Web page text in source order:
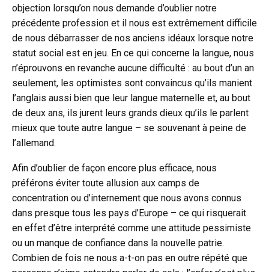
objection lorsqu’on nous demande d’oublier notre
précédente profession et il nous est extrêmement difficile
de nous débarrasser de nos anciens idéaux lorsque notre
statut social est en jeu. En ce qui concerne la langue, nous
n’éprouvons en revanche aucune difficulté : au bout d’un an
seulement, les optimistes sont convaincus qu’ils manient
l’anglais aussi bien que leur langue maternelle et, au bout
de deux ans, ils jurent leurs grands dieux qu’ils le parlent
mieux que toute autre langue – se souvenant à peine de
l’allemand.
Afin d’oublier de façon encore plus efficace, nous
préférons éviter toute allusion aux camps de
concentration ou d’internement que nous avons connus
dans presque tous les pays d’Europe – ce qui risquerait
en effet d’être interprété comme une attitude pessimiste
ou un manque de confiance dans la nouvelle patrie.
Combien de fois ne nous a-t-on pas en outre répété que